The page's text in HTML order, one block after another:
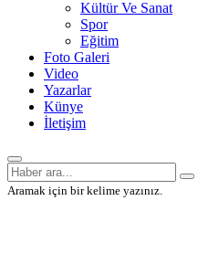
Kültür Ve Sanat
Spor
Eğitim
Foto Galeri
Video
Yazarlar
Künye
İletişim
Aramak için bir kelime yazınız.